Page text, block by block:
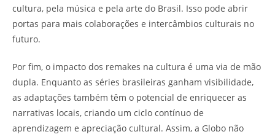
cultura, pela música e pela arte do Brasil. Isso pode abrir
portas para mais colaborações e intercâmbios culturais no
futuro.
Por fim, o impacto dos remakes na cultura é uma via de mão
dupla. Enquanto as séries brasileiras ganham visibilidade,
as adaptações também têm o potencial de enriquecer as
narrativas locais, criando um ciclo contínuo de
aprendizagem e apreciação cultural. Assim, a Globo não